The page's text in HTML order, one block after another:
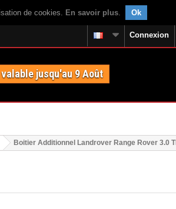
de cookies. En savoir plus. Ok
Connexion
jusqu'au 9 Août
Boitier Additionnel Landrover Range Rover 3.0